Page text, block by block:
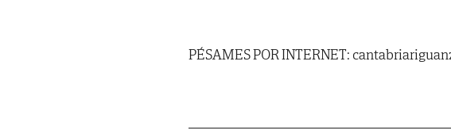
PÉSAMES POR INTERNET: